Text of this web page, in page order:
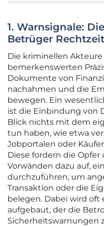
1. Warnsignale:
Betrüger
Die kriminellen
bemerkenswerten
Dokumente von
nachahmen und die
bewegen. Ein
ist die Einbindung von
Blick nichts mit dem
tun haben, wie etwa
Jobportalen oder
Diese fordern die
Vorwänden dazu auf,
durchzuführen, um
Transaktion oder die
belegen. Dabei wird
aufgebaut, der die
Sicherheitswarnungen